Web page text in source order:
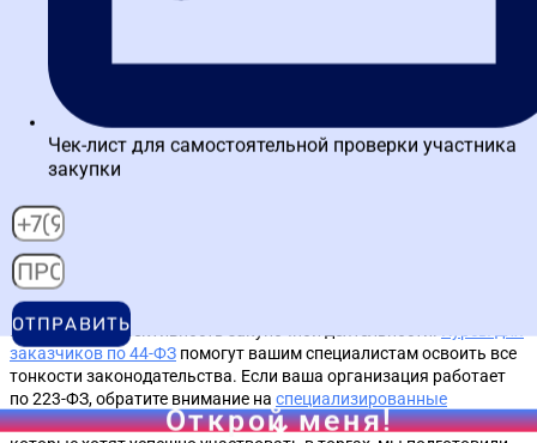
Вывод: как превратить
закупку в инвестицию
Правильный способ закупки — это ваш инструмент для поиска
использовать конкурсы, если вам нужно качество, и аукционы,
если важна экономия. Главное — помните, что инвестиции в
знания вашей команды — это инвестиции в устойчивое развитие
организации. Компании, которые системно подходят к обучению
сотрудников по 44-ФЗ и 223-ФЗ, минимизируют риски штрафов и
повышают эффективность закупочной деятельности.
заказчиков по 44-ФЗ помогут вашим специалистам освоить все
тонкости законодательства. Если ваша организация работает
по 223-ФЗ, обратите внимание на специализированные
программы для корпоративных заказчиков. А для поставщиков,
Чек-лист для самостоятельной проверки участника
закупки
ОТПРАВИТЬ
Открой меня!